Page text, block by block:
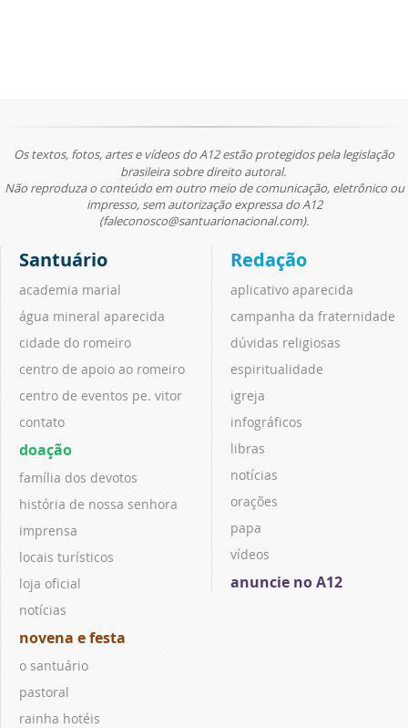
Os textos, fotos, artes e vídeos do A12 estão protegidos pela legislação
brasileira sobre direito autoral.
Não reproduza o conteúdo em outro meio de comunicação, eletrônico ou
impresso, sem autorização expressa do A12
(faleconosco@santuarionacional.com).
Santuário
academia marial
água mineral aparecida
cidade do romeiro
centro de apoio ao romeiro
centro de eventos pe. vitor
contato
doação
família dos devotos
história de nossa senhora
imprensa
locais turísticos
loja oficial
notícias
novena e festa
o santuário
pastoral
rainha hotéis
Redação
aplicativo aparecida
campanha da fraternidade
dúvidas religiosas
espiritualidade
igreja
infográficos
libras
notícias
orações
papa
vídeos
anuncie no A12